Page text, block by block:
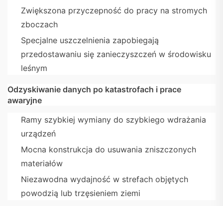
Zwiększona przyczepność do pracy na stromych
zboczach
Specjalne uszczelnienia zapobiegają
przedostawaniu się zanieczyszczeń w środowisku
leśnym
Odzyskiwanie danych po katastrofach i prace
awaryjne
Ramy szybkiej wymiany do szybkiego wdrażania
urządzeń
Mocna konstrukcja do usuwania zniszczonych
materiałów
Niezawodna wydajność w strefach objętych
powodzią lub trzęsieniem ziemi